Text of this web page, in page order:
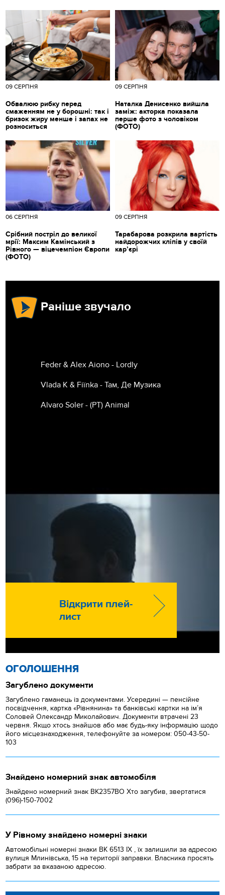
09 СЕРПНЯ
Обвалюю рибку перед
смаженням не у борошні: так і
бризок жиру менше і запах не
розноситься
09 СЕРПНЯ
Наталка Денисенко вийшла
заміж: акторка показала
перше фото з чоловіком
(ФОТО)
06 СЕРПНЯ
Срібний постріл до великої
мрії: Максим Камінський з
Рівного — віцечемпіон Європи
(ФОТО)
09 СЕРПНЯ
Тарабарова розкрила вартість
найдорожчих кліпів у своїй
кар’єрі
Раніше звучало
Feder & Alex Aiono - Lordly
Vlada K & Fiїnka - Там, Де Музика
Alvaro Soler - (РТ) Animal
Відкрити плей-
лист
ОГОЛОШЕННЯ
Загублено документи
Загублено гаманець із документами. Усередині — пенсійне
посвідчення, картка «Рівнянина» та банківські картки на ім’я
Соловей Олександр Миколайович. Документи втрачені 23
червня. Якщо хтось знайшов або має будь-яку інформацію щодо
його місцезнаходження, телефонуйте за номером: 050-43-50-
103
Знайдено номерний знак автомобіля
Знайдено номерний знак ВК2357ВО Хто загубив, звертатися
(096)-150-7002
У Рівному знайдено номерні знаки
Автомобільні номерні знаки BK 6513 IX , їх залишили за адресою
вулиця Млинівська, 15 на території заправки. Власника просять
забрати за вказаною адресою.